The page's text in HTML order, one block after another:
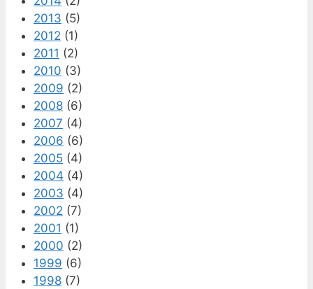
2013 (5)
2012 (1)
2011 (2)
2010 (3)
2009 (2)
2008 (6)
2007 (4)
2006 (6)
2005 (4)
2004 (4)
2003 (4)
2002 (7)
2001 (1)
2000 (2)
1999 (6)
1998 (7)